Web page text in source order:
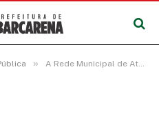
» A Rede Municipal de Atendimento à Mulher de Barcarena esteve reunida com a Diretoria de Políticas de Segurança